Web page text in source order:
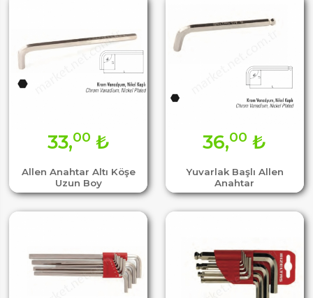
Allen Anahtar Altı Köşe
Uzun Boy
33,00 ₺
Yuvarlak Başlı Allen
Anahtar
36,00 ₺